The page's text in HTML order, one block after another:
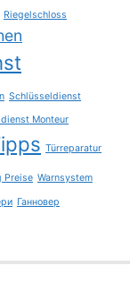
Riegelschloss
Schlüsseldienst
Monteur
Türreparatur
Preise Warnsystem
Ганновер